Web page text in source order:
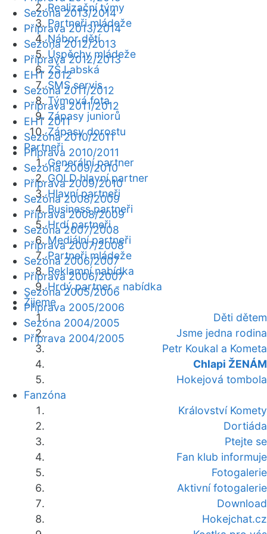
Realizační týmy
Partneři mládeže
Nábor dětí
Úspěchy mládeže
ZŠ Labská
SMS servis
Týmová fota
Zápasy juniorů
Zápasy dorostu
Partneři
Generální partner
GOLD hlavní partner
Hlavní partneři
Business partneři
Hrdí partneři
Mediální partneři
Partneři mládeže
Reklamní nabídka
Hrdý partner - nabídka
Žijeme
Děti dětem
Jsme jedna rodina
Petr Koukal a Kometa
Chlapi ŽENÁM
Hokejová tombola
Fanzóna
Království Komety
Dortiáda
Ptejte se
Fan klub informuje
Fotogalerie
Aktivní fotogalerie
Download
Hokejchat.cz
Sezóna 2013/2014
Příprava 2013/2014
Sezóna 2012/2013
Příprava 2012/2013
EHT 2012
Sezóna 2011/2012
Příprava 2011/2012
EHT 2011
Sezóna 2010/2011
Příprava 2010/2011
Sezóna 2009/2010
Příprava 2009/2010
Sezóna 2008/2009
Příprava 2008/2009
Sezóna 2007/2008
Příprava 2007/2008
Sezóna 2006/2007
Příprava 2006/2007
Sezóna 2005/2006
Příprava 2005/2006
Sezóna 2004/2005
Příprava 2004/2005